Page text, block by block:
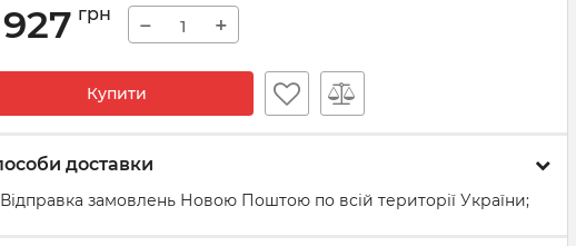
927 грн − +
Купити
доставки
Відправка замовлень Новою Поштою по всій території України;